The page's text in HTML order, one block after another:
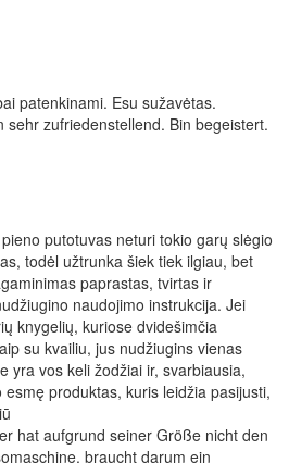
patenkinami. Esu sužavėtas.
sehr zufriedenstellend. Bin begeistert.
putotuvas neturi tokio garų slėgio
todėl užtrunka šiek tiek ilgiau, bet
paprastas, tvirtas ir
naudojimo instrukcija. Jei
knygelių, kuriose dvidešimčia
su kvailiu, jus nudžiugins vienas
yra vos keli žodžiai ir, svarbiausia,
produktas, kuris leidžia pasijusti,
hat aufgrund seiner Größe nicht den
braucht darum ein